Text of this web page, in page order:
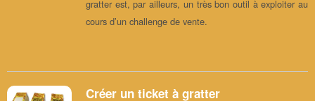
gratter est, par ailleurs, un très bon outil à exploiter au
cours d’un challenge de vente.
Créer un ticket à gratter